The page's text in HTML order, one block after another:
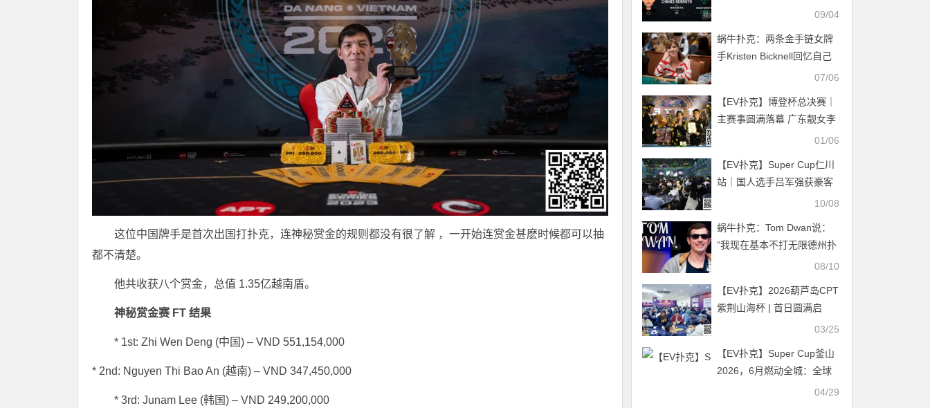
这位中国牌手是首次出国打扑克，连神秘赏金的规则都没有很了解 ，一开始连赏金甚麽时候都可以抽
都不清楚。
他共收获八个赏金，总值 1.35亿越南盾。
神秘赏金赛 FT 结果
* 1st: Zhi Wen Deng (中国) – VND 551,154,000
* 2nd: Nguyen Thi Bao An (越南) – VND 347,450,000
* 3rd: Junam Lee (韩国) – VND 249,200,000
09/04
蜗牛扑克：两条金手链女牌
手Kristen Bicknell回忆自己
07/06
【EV扑克】博登杯总决赛｜
主赛事圆满落幕 广东靓女李
01/06
【EV扑克】Super Cup仁川
站｜国人选手吕军强获豪客
赛季军 曹一凡获第5名！10/08
蜗牛扑克：Tom Dwan说：
“我现在基本不打无限德州扑
08/10
【EV扑克】2026葫芦岛CPT
紫荆山海杯 | 首日圆满启
幕，杨京达开幕赛CL有望加
奖杯
03/25
【EV扑克】Super Cup釜山
2026，6月燃动全城：全球
04/29